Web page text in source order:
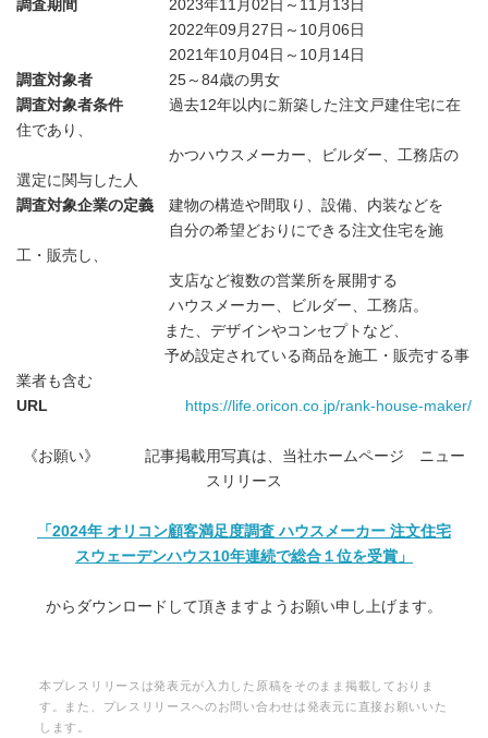
調査期間
2023年11月02日～11月13日
2022年09月27日～10月06日
2021年10月04日～10月14日
調査対象者 25～84歳の男女
調査対象者条件 過去12年以内に新築した注文戸建住宅に在
住であり、
かつハウスメーカー、ビルダー、工務店の
選定に関与した人
調査対象企業の定義 建物の構造や間取り、設備、内装などを
自分の希望どおりにできる注文住宅を施
工・販売し、
支店など複数の営業所を展開する
ハウスメーカー、ビルダー、工務店。
また、デザインやコンセプトなど、
予め設定されている商品を施工・販売する事
業者も含む
URL
https://life.oricon.co.jp/rank-house-maker/
《お願い》 記事掲載用写真は、当社ホームページ ニュー
スリリース
「 2024年 オリコン顧客満足度調査 ハウスメーカー 注文住宅
スウェーデンハウス10年連続で総合１位を受賞」
からダウンロードして頂きますようお願い申し上げます。
本プレスリリースは発表元が入力した原稿をそのまま掲載しておりま
す。また、プレスリリースへのお問い合わせは発表元に直接お願いいた
します。